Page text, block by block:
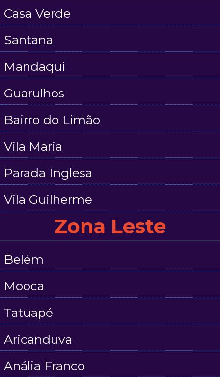
Casa Verde
Santana
Mandaqui
Guarulhos
Bairro do Limão
Vila Maria
Parada Inglesa
Vila Guilherme
Zona Leste
Belém
Mooca
Tatuapé
Aricanduva
Anália Franco